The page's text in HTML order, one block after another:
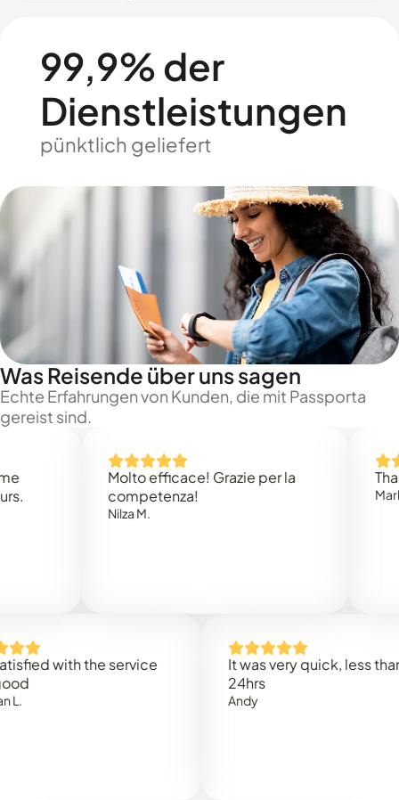
99,9% der
Dienstleistungen
pünktlich geliefert
Was Reisende über uns sagen
Echte Erfahrungen von Kunden, die mit Passporta
gereist sind.
Molto efficace! Grazie per la
competenza!
Thank
Mark N.
with the service
It was very quick, less than